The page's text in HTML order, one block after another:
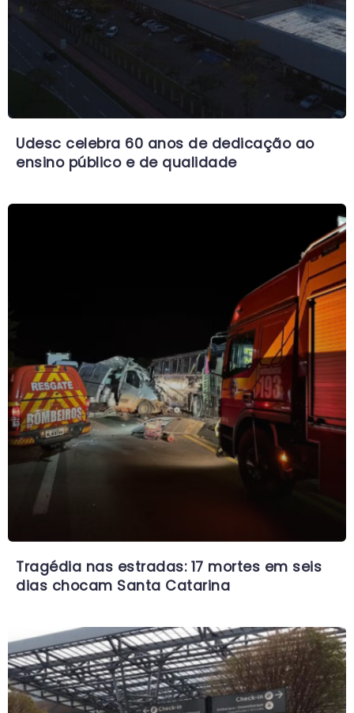
Udesc celebra 60 anos de dedicação ao
ensino público e de qualidade
Tragédia nas estradas: 17 mortes em seis
dias chocam Santa Catarina